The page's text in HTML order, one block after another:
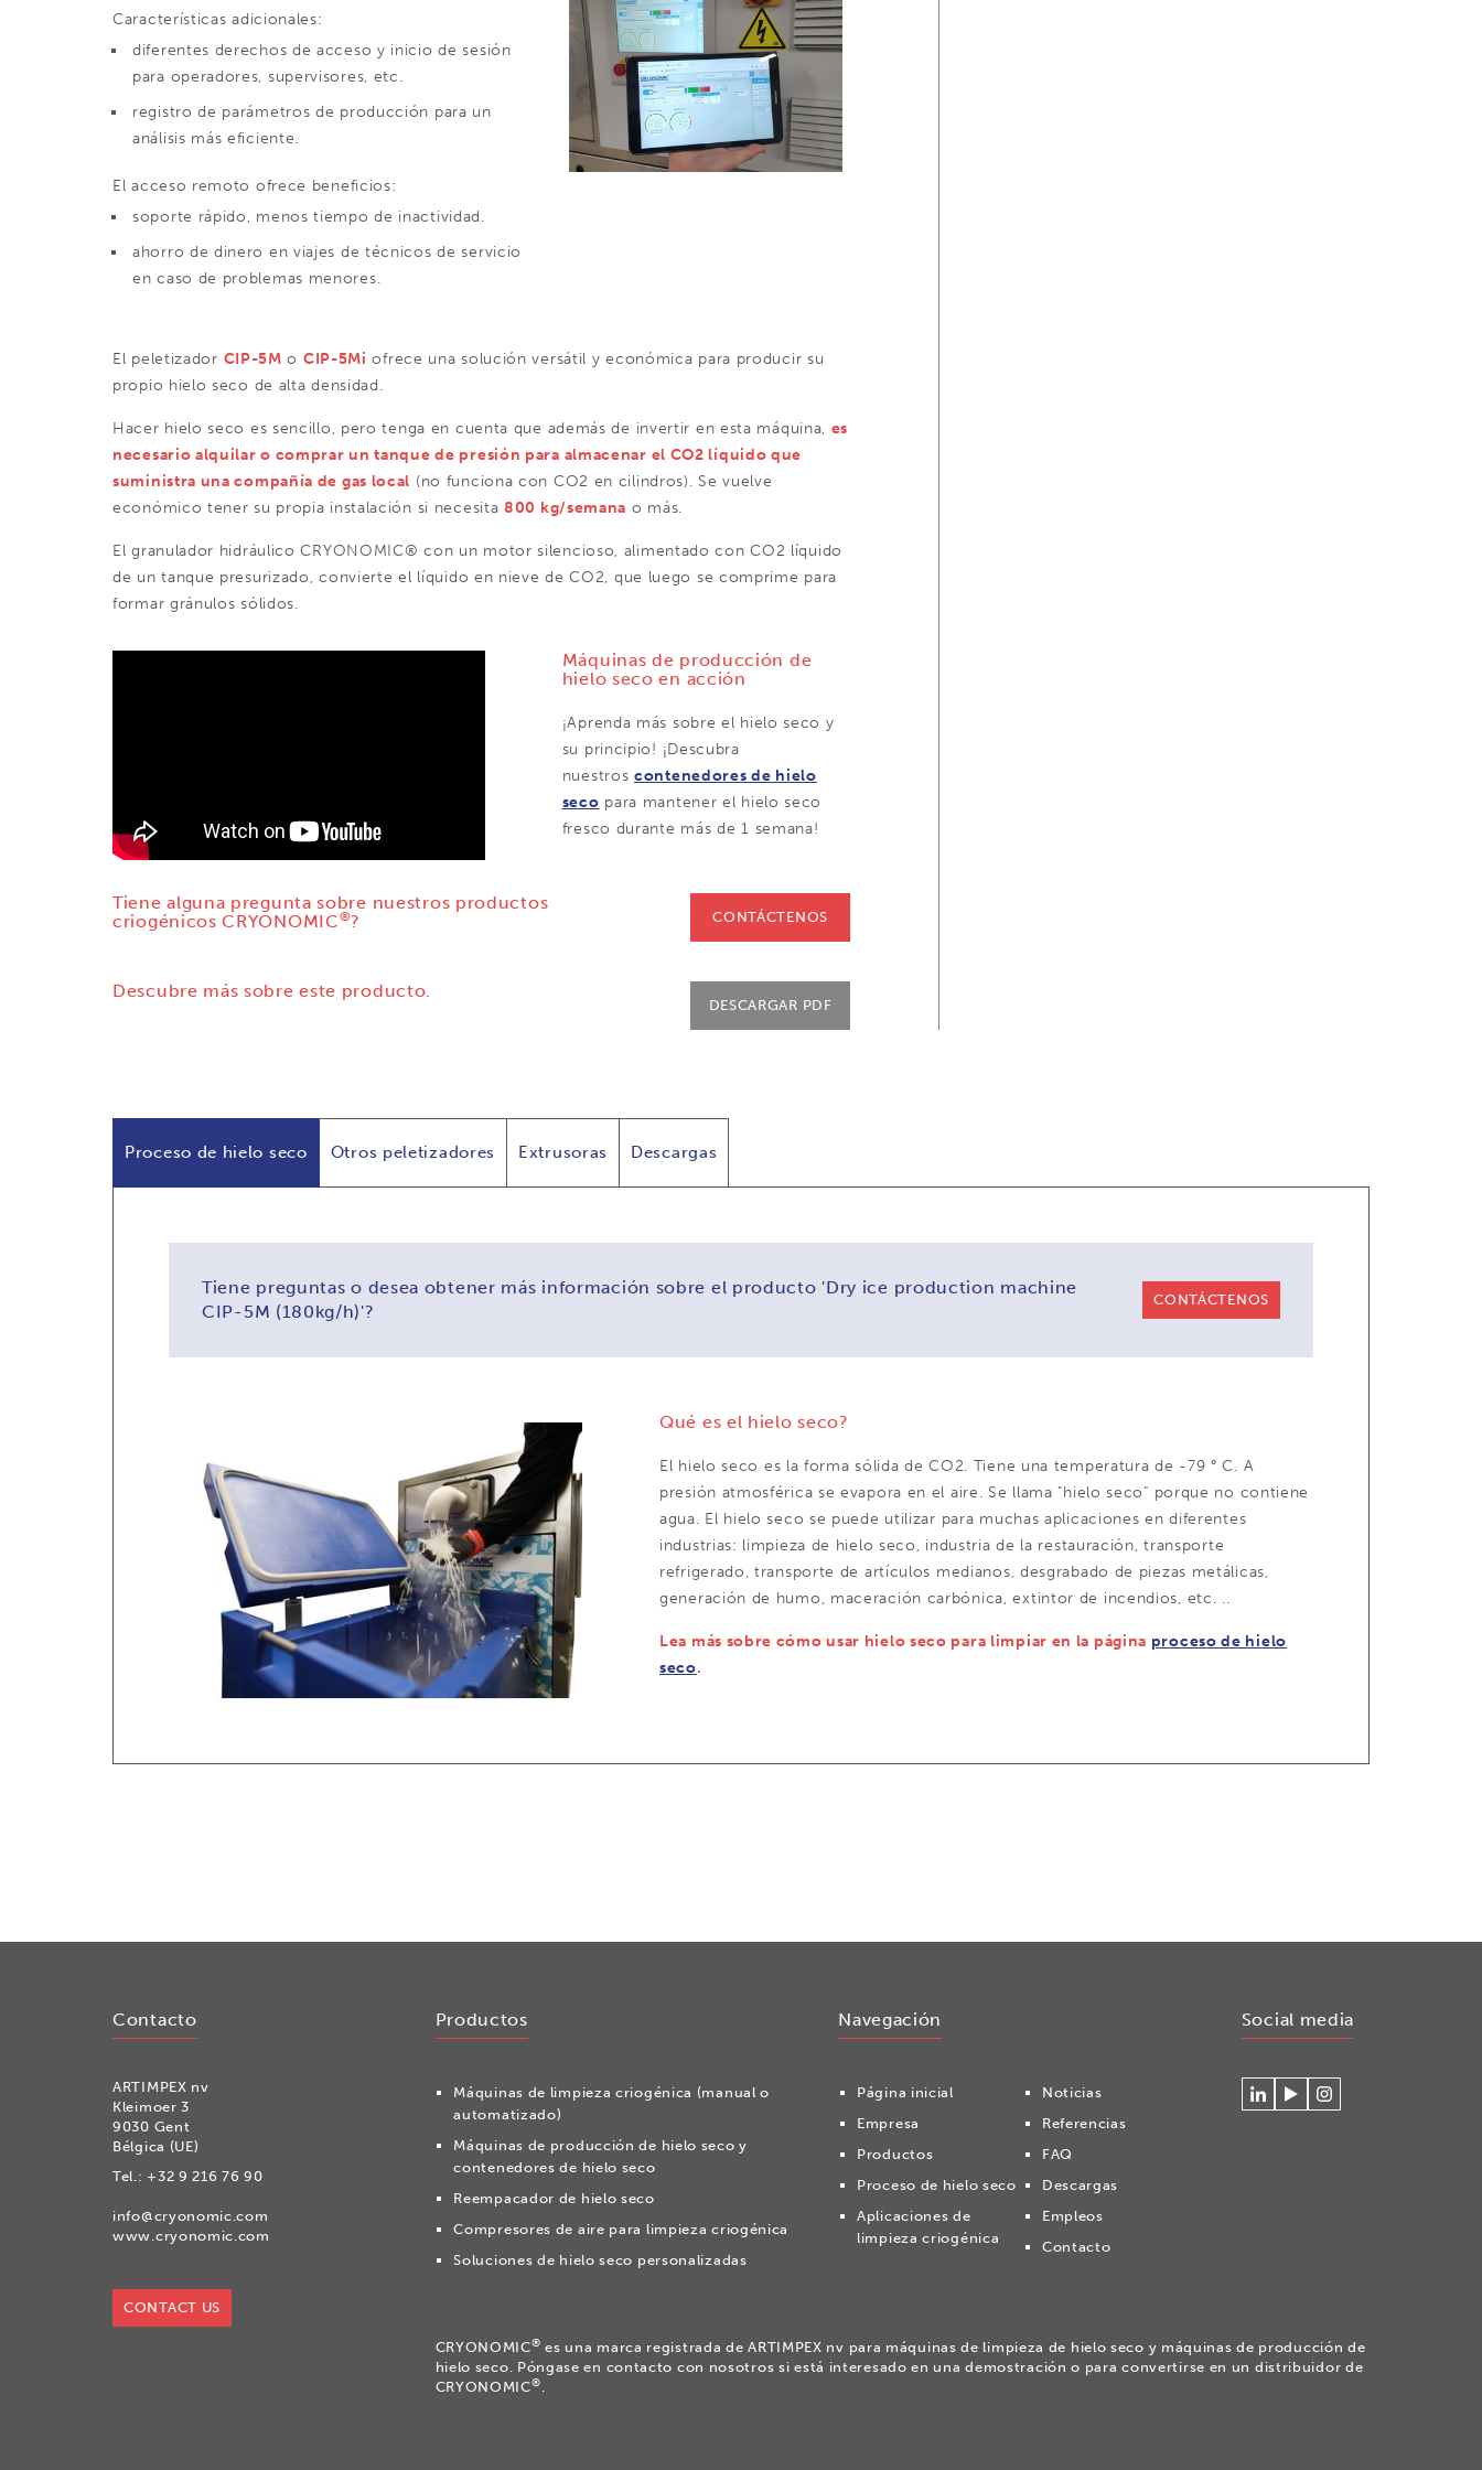
Características adicionales:
diferentes derechos de acceso y inicio de sesión
para operadores, supervisores, etc.
registro de parámetros de producción para un
análisis más eficiente.
El acceso remoto ofrece beneficios:
soporte rápido, menos tiempo de inactividad.
ahorro de dinero en viajes de técnicos de servicio
en caso de problemas menores.
El peletizador CIP-5M o CIP-5Mi ofrece una solución versátil y económica para producir su
propio hielo seco de alta densidad.
Hacer hielo seco es sencillo, pero tenga en cuenta que además de invertir en esta máquina, es
necesario alquilar o comprar un tanque de presión para almacenar el CO2 líquido que
suministra una compañía de gas local (no funciona con CO2 en cilindros). Se vuelve
económico tener su propia instalación si necesita800 kg/semana o más.
El granulador hidráulico CRYONOMIC® con un motor silencioso, alimentado con CO2 líquido
de un tanque presurizado, convierte el líquido en nieve de CO2, que luego se comprime para
formar gránulos sólidos.
Máquinas de producción de
hielo seco en acción
¡Aprenda más sobre el hielo seco y
su principio! ¡Descubra
nuestroscontenedores de hielo
seco para mantener el hielo seco
fresco durante más de 1 semana!
Tiene alguna pregunta sobre nuestros productos
criogénicos CRYONOMIC®? CONTÁCTENOS
Descubre más sobre este producto.
DESCARGAR PDF
Proceso de hielo seco Otros peletizadores Extrusoras Descargas
Tiene preguntas o desea obtener más información sobre el producto 'Dry ice production machine
CIP-5M (180kg/h)'?
CONTÁCTENOS
Qué es el hielo seco?
El hielo seco es la forma sólida de CO2. Tiene una temperatura de -79 ° C. A
presión atmosférica se evapora en el aire. Se llama "hielo seco" porque no contiene
agua. El hielo seco se puede utilizar para muchas aplicaciones en diferentes
industrias: limpieza de hielo seco, industria de la restauración, transporte
refrigerado, transporte de artículos medianos, desgrabado de piezas metálicas,
generación de humo, maceración carbónica, extintor de incendios, etc. ..
Lea más sobre cómo usar hielo seco para limpiar en la página proceso de hielo
seco.
Contacto
ARTIMPEX nv
Kleimoer 3
9030 Gent
Bélgica (UE)
Tel.: +32 9 216 76 90
info@cryonomic.com
www.cryonomic.com
CONTACT US
Productos
Máquinas de limpieza criogénica (manual o
automatizado)
Máquinas de producción de hielo seco y
contenedores de hielo seco
Reempacador de hielo seco
Compresores de aire para limpieza criogénica
Soluciones de hielo seco personalizadas
Navegación
Página inicial
Empresa
Productos
Proceso de hielo seco
Aplicaciones de
limpieza criogénica
Noticias
Referencias
FAQ
Descargas
Empleos
Contacto
Social media
Conéctese
MireVolg
CRYONOMIC® es una marca registrada de ARTIMPEX nv para máquinas de limpieza de hielo seco y máquinas de producción de
hielo seco. Póngase en contacto con nosotros si está interesado en una demostración o para convertirse en un distribuidor de
CRYONOMIC®